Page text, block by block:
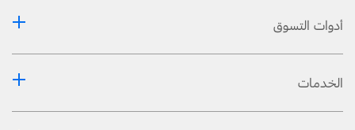
أدوات التسوق
الخدمات